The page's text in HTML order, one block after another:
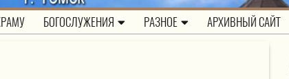
БОГОСЛУЖЕНИЯ РАЗНОЕ АРХИВНЫЙ САЙТ